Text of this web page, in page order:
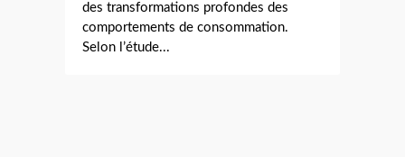
des transformations profondes des
comportements de consommation.
Selon l’étude...